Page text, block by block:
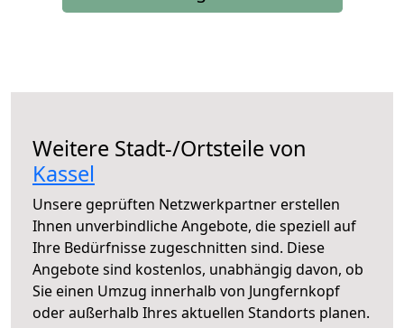
Weitere Stadt-/Ortsteile von
Kassel
Unsere geprüften Netzwerkpartner erstellen
Ihnen unverbindliche Angebote, die speziell auf
Ihre Bedürfnisse zugeschnitten sind. Diese
Angebote sind kostenlos, unabhängig davon, ob
Sie einen Umzug innerhalb von Jungfernkopf
oder außerhalb Ihres aktuellen Standorts planen.